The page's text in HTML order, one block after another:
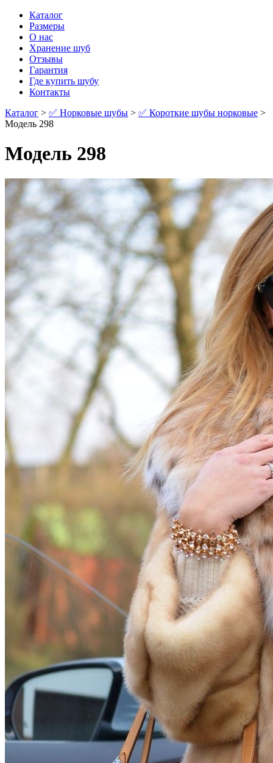
Каталог
Размеры
О нас
Хранение шуб
Отзывы
Гарантия
Где купить шубу
Контакты
Каталог > ✅ Норковые шубы > ✅ Короткие шубы норковые >
Модель 298
Модель 298